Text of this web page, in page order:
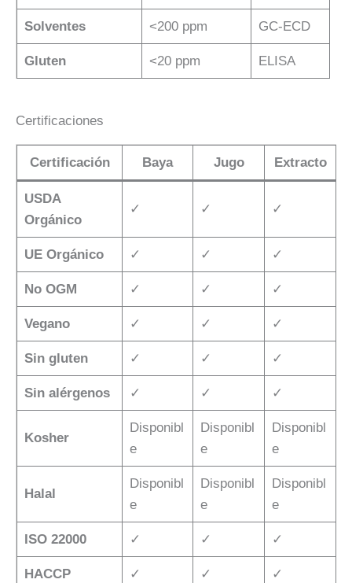
Solventes <200 ppm GC-ECD
Gluten <20 ppm ELISA
Certificaciones
Certificación Baya Jugo Extracto
USDA
Orgánico
✓ ✓ ✓
UE Orgánico ✓ ✓ ✓
No OGM ✓ ✓ ✓
Vegano ✓ ✓ ✓
Sin gluten ✓ ✓ ✓
Sin alérgenos ✓ ✓ ✓
Kosher
Disponibl
e
Disponibl
e
Disponibl
e
Halal
Disponibl
e
Disponibl
e
Disponibl
e
ISO 22000 ✓ ✓ ✓
HACCP ✓ ✓ ✓